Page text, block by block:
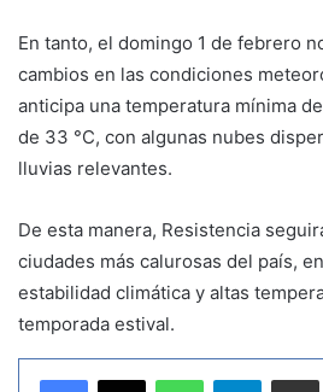
En tanto, el domingo 1 de febrero
cambios en las condiciones
anticipa una temperatura mínima
de 33 °C, con algunas nubes
lluvias relevantes.
De esta manera, Resistencia
ciudades más calurosas del país,
estabilidad climática y altas
temporada estival.
Telegram